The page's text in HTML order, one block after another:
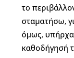
το
σταματήσω,
όμως,
καθοδήγησή